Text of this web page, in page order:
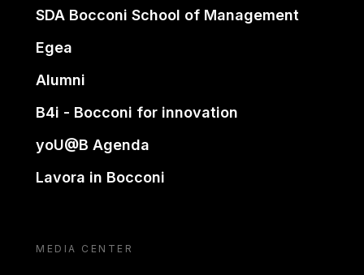
SDA Bocconi School of Management
Egea
Alumni
B4i - Bocconi for innovation
yoU@B Agenda
Lavora in Bocconi
MEDIA CENTER